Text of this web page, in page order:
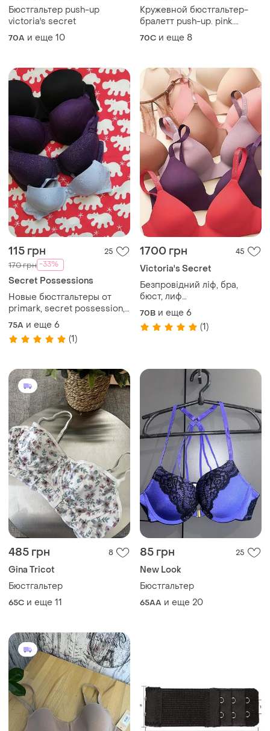
Бюстгальтер push-up
victoria's secret
70A и еще 10
Кружевной бюстгальтер-
бралетт push-up. pink.
victoria’s secret. оригинал
🇺🇸
70C и еще 8
115 грн 25
170 грн -33%
Secret Possessions
Новые бюстгальтеры от
primark, secret possession,
george 😍
75A и еще 6
(1)
1700 грн 45
Victoria's Secret
Безпровідний ліф, бра,
бюст, лиф
victoria's secret
70B и еще 6
(1)
485 грн 8
Gina Tricot
Бюстгальтер
65C и еще 11
85 грн 25
New Look
Бюстгальтер
65AA и еще 20